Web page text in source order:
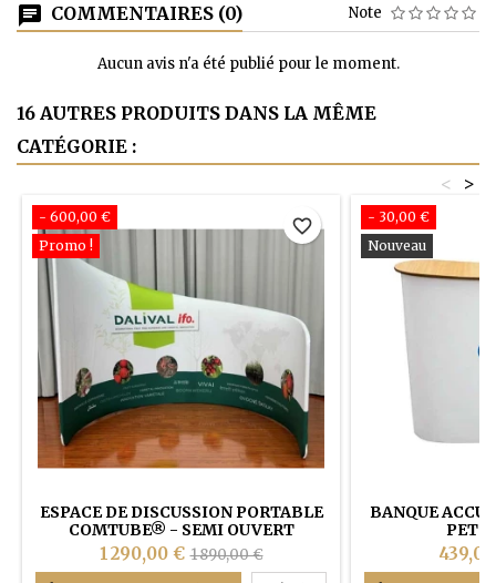
COMMENTAIRES (0) Note
Aucun avis n'a été publié pour le moment.
16 AUTRES PRODUITS DANS LA MÊME
CATÉGORIE :
>
<
- 600,00 €
Promo !
ESPACE DE DISCUSSION PORTABLE
COMTUBE® - SEMI OUVERT
1 290,00 € 1 890,00 €
favorite_border
- 30,00 €
Nouveau
BANQUE
PET